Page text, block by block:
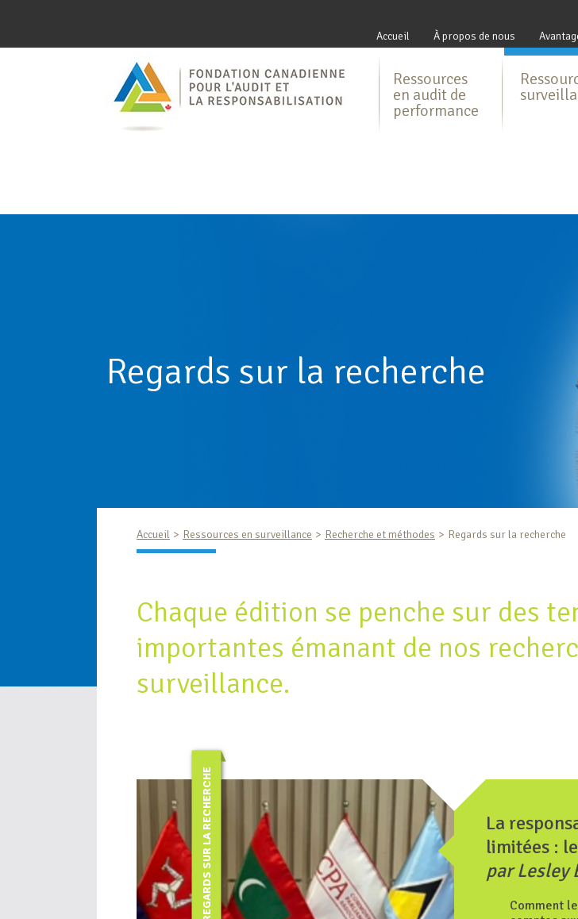
Accueil
À propos de nous
Ressources
en audit de
performance
Regards sur la recherche
Accueil Ressources en surveillance Recherche et méthodes Regards sur la recherche
Chaque édition se penche sur des
importantes émanant de nos
surveillance.
REGARDS SUR LA RECHERCHE
La
limitées :
par Lesley
Comment